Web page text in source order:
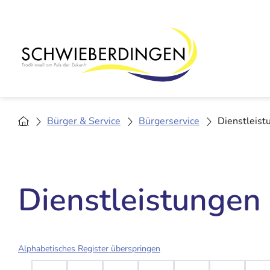
Bürger & Service Bürgerservice
Dienstleistungen
Alphabetisches Register überspringen